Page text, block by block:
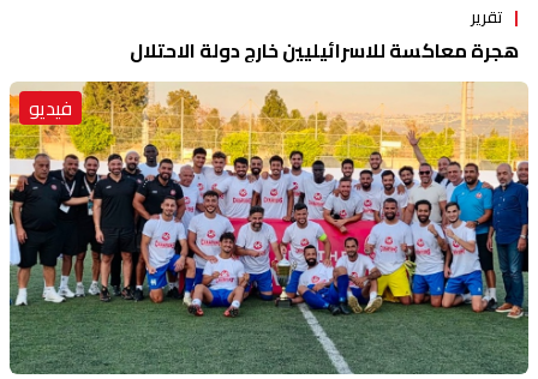
تقرير
هجرة معاكسة للاسرائيليين خارج دولة الاحتلال
فيديو